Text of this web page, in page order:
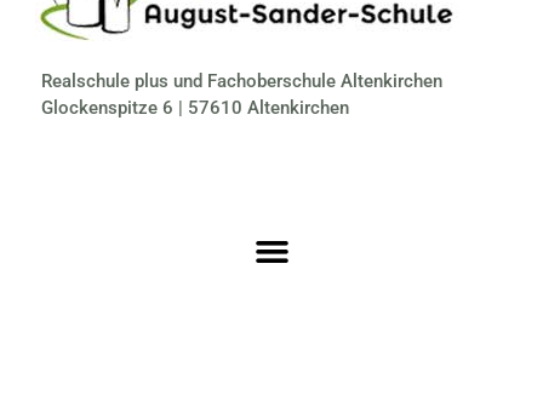
Realschule plus und Fachoberschule Altenkirchen
Glockenspitze 6 | 57610 Altenkirchen